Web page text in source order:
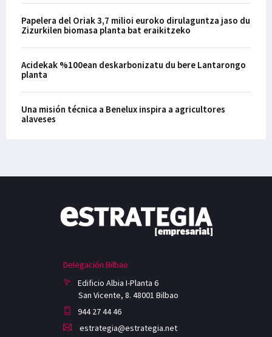
Papelera del Oriak 3,7 milioi euroko dirulaguntza jaso du
Zizurkilen biomasa planta bat eraikitzeko
Acidekak %100ean deskarbonizatu du bere Lantarongo
planta
Una misión técnica a Benelux inspira a agricultores
alaveses
Delegación Bilbao
Edificio Albia I-Planta 6
San Vicente, 8. 48001 Bilbao
944 27 44 46
estrategia@estrategia.net